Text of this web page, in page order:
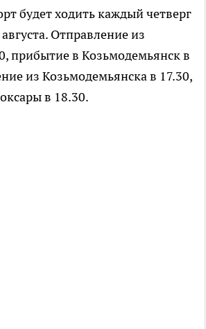
будет ходить каждый четверг
Отправление из
прибытие в Козьмодемьянск в
из Козьмодемьянска в 17.30,
в 18.30.